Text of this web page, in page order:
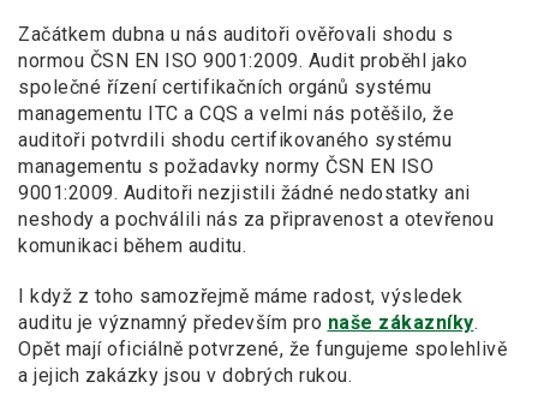
Začátkem dubna u nás auditoři ověřovali shodu s
normou ČSN EN ISO 9001:2009. Audit proběhl jako
společné řízení certifikačních orgánů systému
managementu ITC a CQS a velmi nás potěšilo, že
auditoři potvrdili shodu certifikovaného systému
managementu s požadavky normy ČSN EN ISO
9001:2009. Auditoři nezjistili žádné nedostatky ani
neshody a pochválili nás za připravenost a otevřenou
komunikaci během auditu.
I když z toho samozřejmě máme radost, výsledek
auditu je významný především pro naše zákazníky.
Opět mají oficiálně potvrzené, že fungujeme spolehlivě
a jejich zakázky jsou v dobrých rukou.